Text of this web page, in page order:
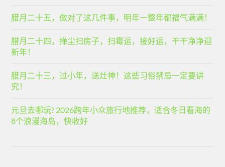
腊月二十五，做对了这几件事，明年一整年都福气满满！
腊月二十四，掸尘扫房子，扫霉运，接好运，干干净净迎
新年！
腊月二十三，过小年，送灶神！这些习俗禁忌一定要讲
究！
元旦去哪玩? 2026跨年小众旅行地推荐，适合冬日看海的
8个浪漫海岛，快收好